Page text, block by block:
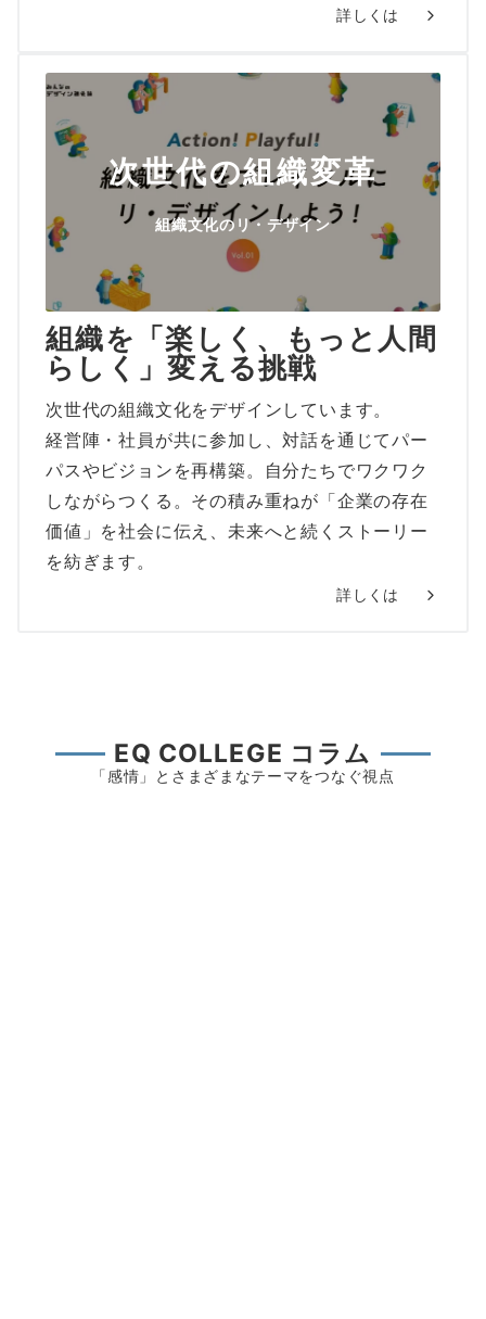
詳しくは
次世代の組織変革
組織文化のリ・デザイン
組織を「楽しく、もっと人間
らしく」変える挑戦
次世代の組織文化をデザインしています。
経営陣・社員が共に参加し、対話を通じてパー
パスやビジョンを再構築。自分たちでワクワク
しながらつくる。その積み重ねが「企業の存在
価値」を社会に伝え、未来へと続くストーリー
を紡ぎます。
詳しくは
EQ COLLEGE コラム
「感情」とさまざまなテーマをつなぐ視点